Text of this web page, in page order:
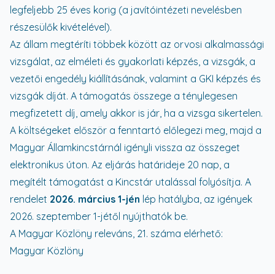
legfeljebb 25 éves korig (a javítóintézeti nevelésben
részesülők kivételével).
Az állam megtéríti többek között az orvosi alkalmassági
vizsgálat, az elméleti és gyakorlati képzés, a vizsgák, a
vezetői engedély kiállításának, valamint a GKI képzés és
vizsgák díját. A támogatás összege a ténylegesen
megfizetett díj, amely akkor is jár, ha a vizsga sikertelen.
A költségeket először a fenntartó előlegezi meg, majd a
Magyar Államkincstárnál igényli vissza az összeget
elektronikus úton. Az eljárás határideje 20 nap, a
megítélt támogatást a Kincstár utalással folyósítja. A
rendelet 2026. március 1-jén lép hatályba, az igények
2026. szeptember 1-jétől nyújthatók be.
A Magyar Közlöny releváns, 21. száma elérhető:
Magyar Közlöny